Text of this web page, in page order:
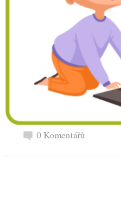
0 Komentářů